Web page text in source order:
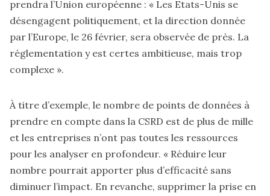
prendra l’Union européenne : « Les Etats-Unis se
désengagent politiquement, et la direction donnée
par l’Europe, le 26 février, sera observée de près. La
réglementation y est certes ambitieuse, mais trop
complexe ».
À titre d’exemple, le nombre de points de données à
prendre en compte dans la CSRD est de plus de mille
et les entreprises n’ont pas toutes les ressources
pour les analyser en profondeur. « Réduire leur
nombre pourrait apporter plus d’efficacité sans
diminuer l’impact. En revanche, supprimer la prise en